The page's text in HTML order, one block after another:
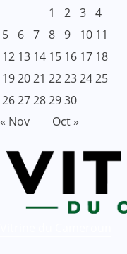
1
2 3 4
5
6 7 8 9 10 11
12 13 14 15 16 17 18
192021 22232425
2627282930
« Nov
Oct »